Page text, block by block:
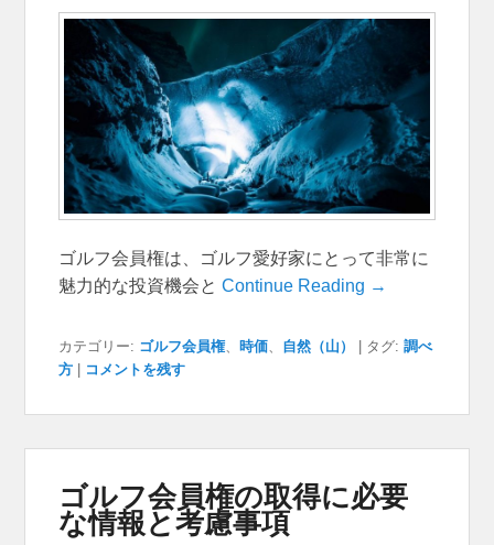
ゴルフ会員権は、ゴルフ愛好家にとって非常に
魅力的な投資機会とContinue Reading →
カテゴリー: ゴルフ会員権、時価 自然（山） | タグ: 調べ
方 | コメントを残す
ゴルフ会員権の取得に必要
な情報と考慮事項